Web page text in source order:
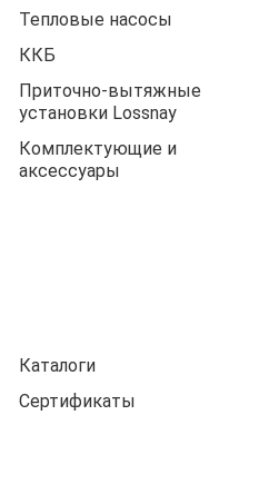
Тепловые насосы
ККБ
Приточно-вытяжные
установки Lossnay
Комплектующие и
аксессуары
Каталоги
Сертификаты